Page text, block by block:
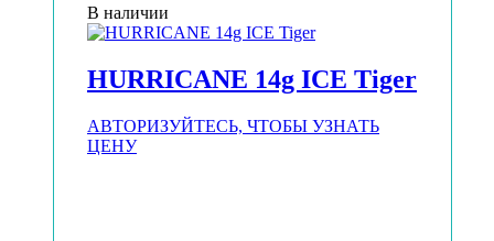
В наличии
HURRICANE 14g ICE Tiger
АВТОРИЗУЙТЕСЬ, ЧТОБЫ УЗНАТЬ
ЦЕНУ